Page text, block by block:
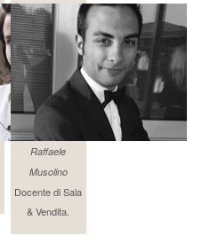
Raffaele
Musolino
Docente di Sala
& Vendita.